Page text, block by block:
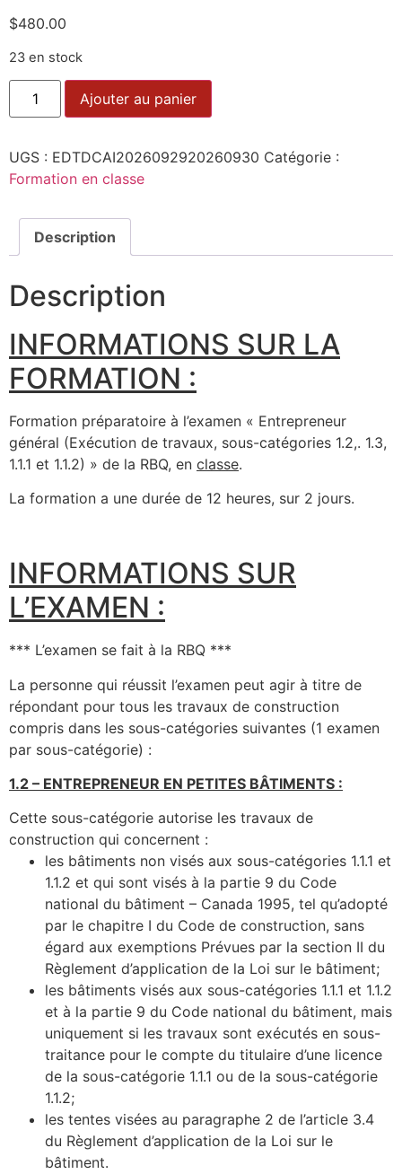
$480.00
23 en stock
Ajouter au panier
UGS : EDTDCAI2026092920260930 Catégorie :
Formation en classe
Description
Description
INFORMATIONS SUR LA
FORMATION :
Formation préparatoire à l’examen « Entrepreneur
général (Exécution de travaux, sous-catégories 1.2,. 1.3,
1.1.1 et 1.1.2) » de la RBQ, en classe.
La formation a une durée de 12 heures, sur 2 jours.
INFORMATIONS SUR
L’EXAMEN :
*** L’examen se fait à la RBQ ***
La personne qui réussit l’examen peut agir à titre de
répondant pour tous les travaux de construction
compris dans les sous-catégories suivantes (1 examen
par sous-catégorie) :
1.2 – ENTREPRENEUR EN PETITES BÂTIMENTS :
Cette sous-catégorie autorise les travaux de
construction qui concernent :
les bâtiments non visés aux sous-catégories 1.1.1 et
1.1.2 et qui sont visés à la partie 9 du Code
national du bâtiment – Canada 1995, tel qu’adopté
par le chapitre I du Code de construction, sans
égard aux exemptions Prévues par la section II du
Règlement d’application de la Loi sur le bâtiment;
les bâtiments visés aux sous-catégories 1.1.1 et 1.1.2
et à la partie 9 du Code national du bâtiment, mais
uniquement si les travaux sont exécutés en sous-
traitance pour le compte du titulaire d’une licence
de la sous-catégorie 1.1.1 ou de la sous-catégorie
1.1.2;
les tentes visées au paragraphe 2 de l’article 3.4
du Règlement d’application de la Loi sur le
bâtiment.